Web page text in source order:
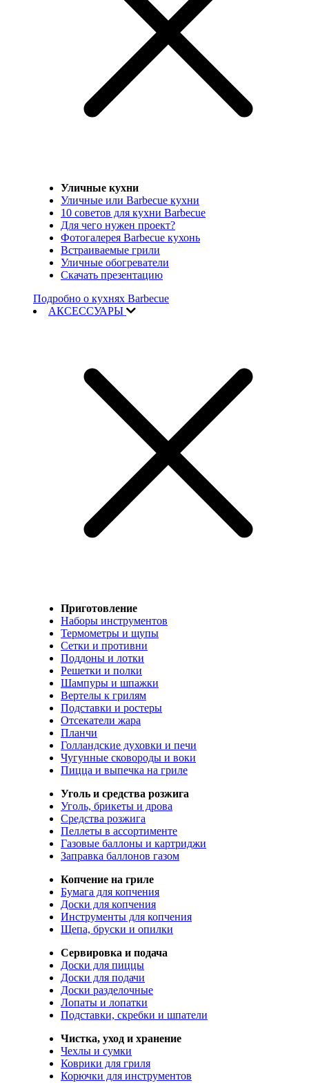
Уличные кухни
Уличные или Barbecue кухни
10 советов для кухни Barbecue
Для чего нужен проект?
Фотогалерея Barbecue кухонь
Встраиваемые грили
Уличные обогреватели
Скачать презентацию
Подробно о кухнях Barbecue
АКСЕССУАРЫ
Приготовление
Наборы инструментов
Термометры и щупы
Сетки и противни
Поддоны и лотки
Решетки и полки
Шампуры и шпажки
Вертелы к грилям
Подставки и ростеры
Отсекатели жара
Планчи
Голландские духовки и печи
Чугунные сковороды и воки
Пицца и выпечка на гриле
Уголь и средства розжига
Уголь, брикеты и дрова
Средства розжига
Пеллеты в ассортименте
Газовые баллоны и картриджи
Заправка баллонов газом
Копчение на гриле
Бумага для копчения
Доски для копчения
Инструменты для копчения
Щепа, бруски и опилки
Сервировка и подача
Доски для пиццы
Доски для подачи
Доски разделочные
Лопаты и лопатки
Подставки, скребки и шпатели
Чистка, уход и хранение
Чехлы и сумки
Коврики для гриля
Корючки для инструментов